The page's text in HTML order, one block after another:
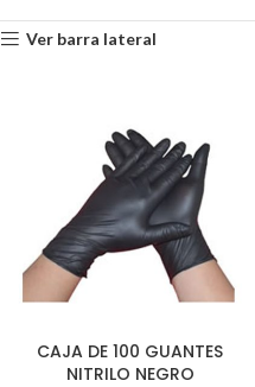
Ver barra lateral
CAJA DE 100 GUANTES
NITRILO NEGRO